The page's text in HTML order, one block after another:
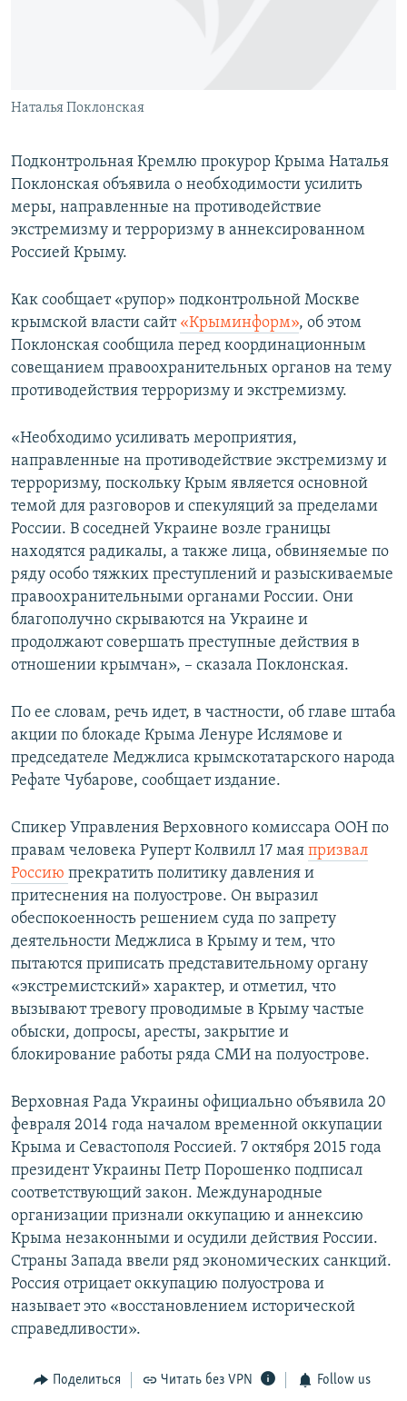
УКРАИНСКАЯ ПРОБЛЕМА КРЫМА
Наталья Поклонская
Подконтрольная Кремлю прокурор Крыма Наталья
Поклонская объявила о необходимости усилить
меры, направленные на противодействие
экстремизму и терроризму в аннексированном
Россией Крыму.
Как сообщает «рупор» подконтрольной Москве
крымской власти сайт «Крыминформ», об этом
Поклонская сообщила перед координационным
совещанием правоохранительных органов на тему
противодействия терроризму и экстремизму.
«Необходимо усиливать мероприятия,
направленные на противодействие экстремизму и
терроризму, поскольку Крым является основной
темой для разговоров и спекуляций за пределами
России. В соседней Украине возле границы
находятся радикалы, а также лица, обвиняемые по
ряду особо тяжких преступлений и разыскиваемые
правоохранительными органами России. Они
благополучно скрываются на Украине и
продолжают совершать преступные действия в
отношении крымчан», – сказала Поклонская.
По ее словам, речь идет, в частности, об главе штаба
акции по блокаде Крыма Ленуре Ислямове и
председателе Меджлиса крымскотатарского народа
Рефате Чубарове, сообщает издание.
Спикер Управления Верховного комиссара ООН по
правам человека Руперт Колвилл 17 мая призвал
Россию прекратить политику давления и
притеснения на полуострове. Он выразил
обеспокоенность решением суда по запрету
деятельности Меджлиса в Крыму и тем, что
пытаются приписать представительному органу
«экстремистский» характер, и отметил, что
вызывают тревогу проводимые в Крыму частые
обыски, допросы, аресты, закрытие и
блокирование работы ряда СМИ на полуострове.
Верховная Рада Украины официально объявила 20
февраля 2014 года началом временной оккупации
Крыма и Севастополя Россией. 7 октября 2015 года
президент Украины Петр Порошенко подписал
соответствующий закон. Международные
организации признали оккупацию и аннексию
Крыма незаконными и осудили действия России.
Страны Запада ввели ряд экономических санкций.
Россия отрицает оккупацию полуострова и
называет это «восстановлением исторической
справедливости».
Поделиться Читать без VPN Follow us